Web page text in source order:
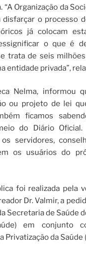
“A Organização da
disfarçar o processo
já colocam
o que é
trata de seis
entidade privada”,
Nelma, informou
ou projeto de lei
ficamos
do Diário Oficial.
servidores,
os usuários do
foi realizada pela
Dr. Valmir, a
Secretaria de Saúde
em conjunto
Privatização da Saúde